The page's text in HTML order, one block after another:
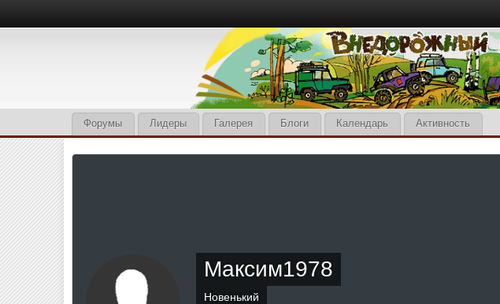
Форумы Лидеры Галерея Блоги Календарь Активность
Максим1978
Новенький